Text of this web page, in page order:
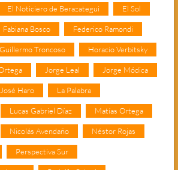
El Noticiero de Berazategui El Sol
Fabiana Bosco Federico Ramondi
Guillermo Troncoso Horacio Verbitsky
Jorge Leal Jorge Módica
José Haro La Palabra
Lucas Gabriel Díaz Matías Ortega
Nicolás Avendaño Néstor Rojas
Perspectiva Sur